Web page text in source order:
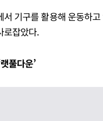
기구를 활용해 운동하
로잡았다.
풀다운’